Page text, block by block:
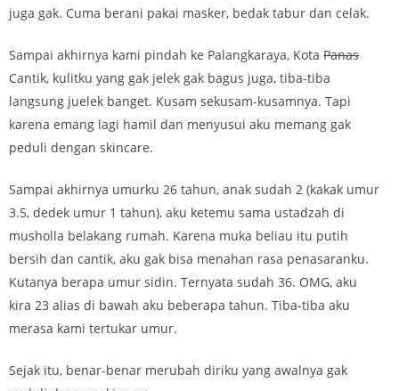
juga gak. Cuma berani pakai masker, bedak tabur dan celak.
Sampai akhirnya kami pindah ke Palangkaraya, Kota Panas
Cantik, kulitku yang gak jelek gak bagus juga, tiba-tiba
langsung juelek banget. Kusam sekusam-kusamnya. Tapi
karena emang lagi hamil dan menyusui aku memang gak
peduli dengan skincare.
Sampai akhirnya umurku 26 tahun, anak sudah 2 (kakak umur
3.5, dedek umur 1 tahun), aku ketemu sama ustadzah di
musholla belakang rumah. Karena muka beliau itu putih
bersih dan cantik, aku gak bisa menahan rasa penasaranku.
Kutanya berapa umur sidin. Ternyata sudah 36. OMG, aku
kira 23 alias di bawah aku beberapa tahun. Tiba-tiba aku
merasa kami tertukar umur.
Sejak itu, benar-benar merubah diriku yang awalnya gak